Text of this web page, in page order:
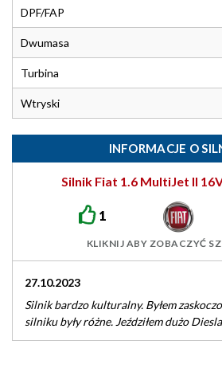
DPF/FAP
Dwumasa
Turbina
Wtryski
INFORMACJE O
Silnik Fiat 1.6 MultiJet II
1
KLIKNIJ ABY ZOBACZYĆ
27.10.2023
Silnik bardzo kulturalny. Byłem
silniku były różne. Jeździłem dużo
Multijet2…